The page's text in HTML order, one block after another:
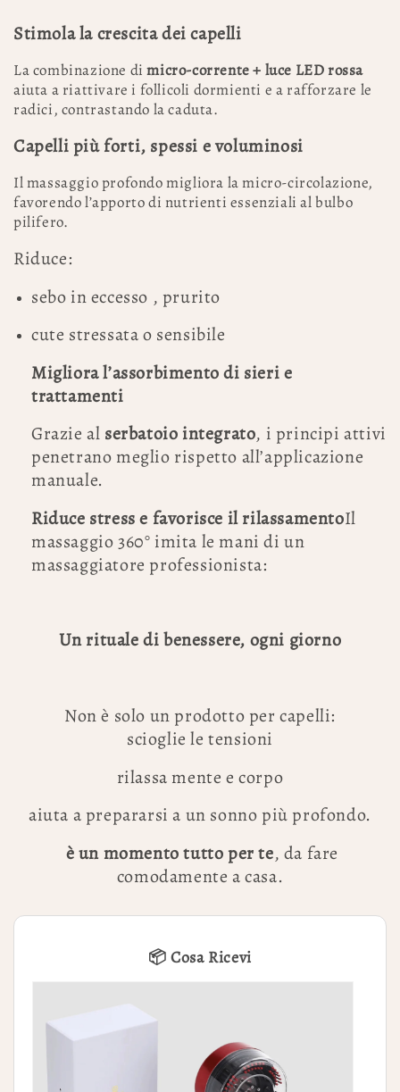
Stimola la crescita dei capelli
La combinazione dimicro-corrente + luce LED rossa
aiuta a riattivare i follicoli dormienti e a rafforzare le
radici, contrastando la caduta.
Capelli più forti, spessi e voluminosi
Il massaggio profondo migliora la micro-circolazione,
favorendo l’apporto di nutrienti essenziali al bulbo
pilifero.
Riduce:
sebo in eccesso , prurito
cute stressata o sensibile
Migliora l’assorbimento di sieri e
trattamenti
Grazie al serbatoio integrato, i principi attivi
penetrano meglio rispetto all’applicazione
manuale.
Riduce stress e favorisce il rilassamentoIl
massaggio 360° imita le mani di un
massaggiatore professionista:
Un rituale di benessere, ogni giorno
Non è solo un prodotto per capelli:
scioglie le tensioni
rilassa mente e corpo
aiuta a prepararsi a un sonno più profondo.
è un momento tutto per te, da fare
comodamente a casa.
📦 Cosa Ricevi